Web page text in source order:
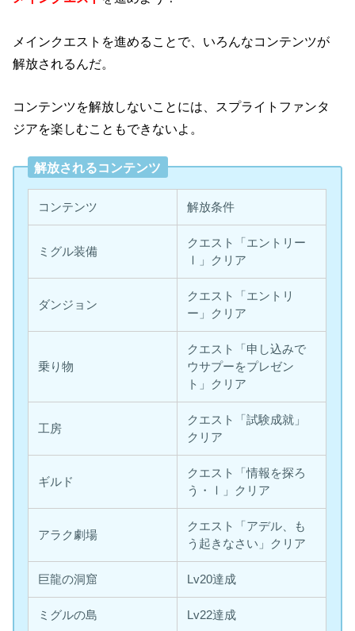
メインクエストを進めることで、いろんなコンテンツが
解放されるんだ。
コンテンツを解放しないことには、スプライトファンタ
ジアを楽しむこともできないよ。
解放されるコンテンツ
コンテンツ 解放条件
ミグル装備
クエスト「エントリー
Ⅰ」クリア
ダンジョン
クエスト「エントリ
ー」クリア
乗り物
クエスト「申し込みで
ウサプーをプレゼン
ト」クリア
工房
クエスト「試験成就」
クリア
ギルド
クエスト「情報を探ろ
う・Ⅰ」クリア
アラク劇場
クエスト「アデル、も
う起きなさい」クリア
巨龍の洞窟 Lv20達成
ミグルの島 Lv22達成